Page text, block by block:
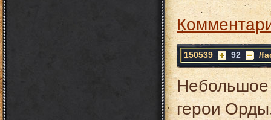
150539 92 /
Небольшое
герои